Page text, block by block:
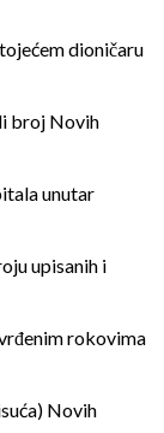
dioničaru
broj Novih
unutar
upisanih i
rokovima
Novih